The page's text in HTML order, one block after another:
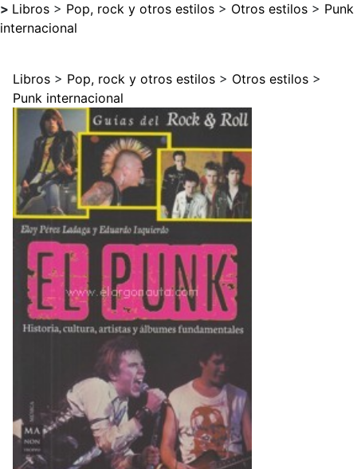
> Libros > Pop, rock y otros estilos > Otros estilos > Punk
internacional
Libros > Pop, rock y otros estilos > Otros estilos >
Punk internacional